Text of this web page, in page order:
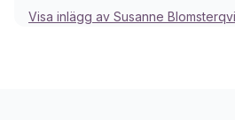
Visa inlägg av Susanne